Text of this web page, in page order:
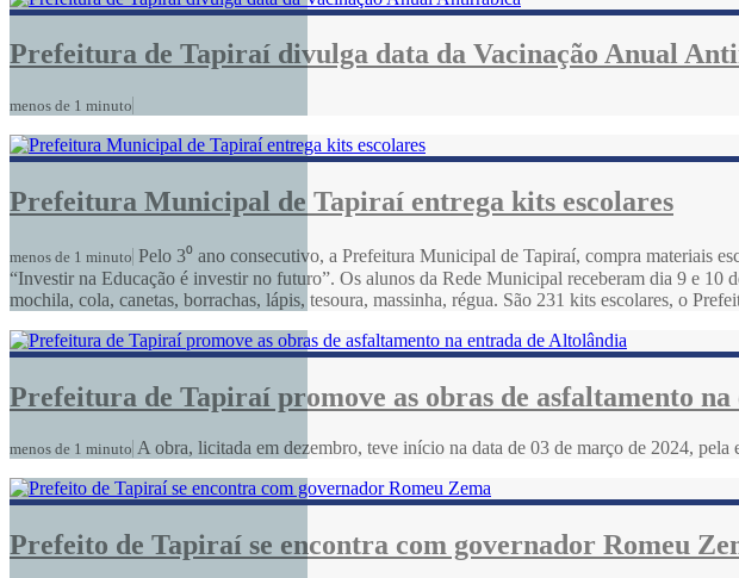
Prefeitura de Tapiraí divulga data da Vacinação Anual
menos de 1 minuto
Prefeitura Municipal de Tapiraí entrega kits escolares
menos de 1 minuto Pelo 3⁰ ano consecutivo, a Prefeitura Municipal de Tapiraí, compra materiais
“Investir na Educação é investir no futuro”. Os alunos da Rede Municipal receberam dia 9 e
mochila, cola, canetas, borrachas, lápis, tesoura, massinha, régua. São 231 kits escolares, o
Prefeitura de Tapiraí promove as obras de asfaltamento
menos de 1 minuto A obra, licitada em dezembro, teve início na data de 03 de março de 2024, pela
Prefeito de Tapiraí se encontra com governador Romeu